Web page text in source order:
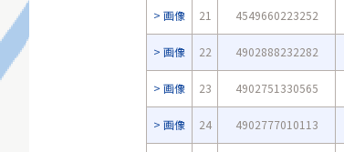
画像 21 4549660223252
画像 22 4902888232282
画像 23 4902751330565
画像 24 4902777010113